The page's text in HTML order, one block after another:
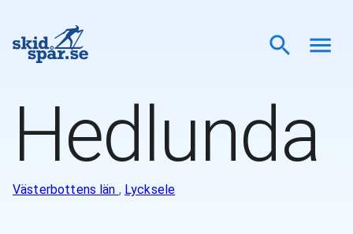
Hedlunda
Västerbottens län , Lycksele